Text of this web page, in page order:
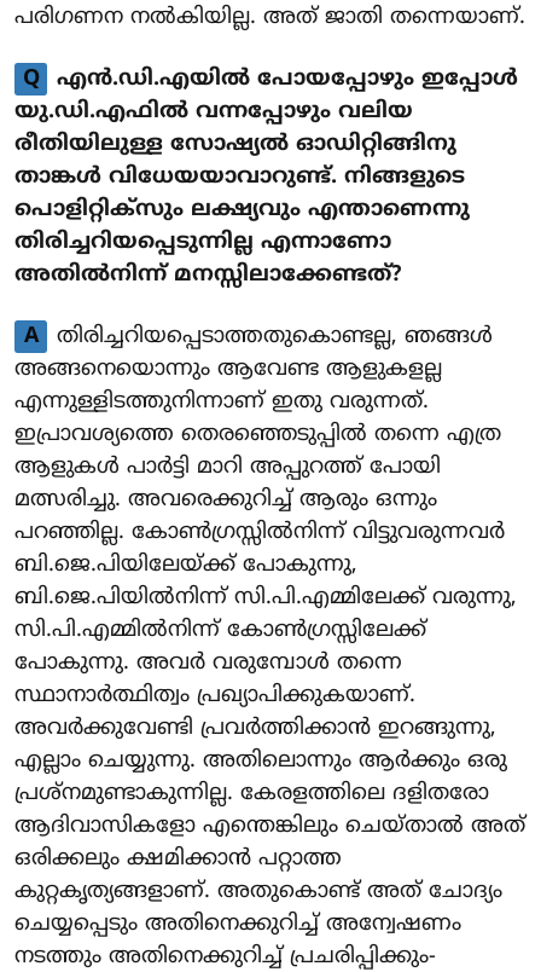
പരിഗണന നൽകിയില്ല. അത് ജാതി തന്നെയാണ്.
Q
എൻ.ഡി.എയിൽ പോയപ്പോഴും ഇപ്പോൾ
യു.ഡി.എഫിൽ വന്നപ്പോഴും വലിയ
രീതിയിലുള്ള സോഷ്യൽ ഓഡിറ്റിങ്ങിനു
താങ്കൾ വിധേയയാവാറുണ്ട്. നിങ്ങളുടെ
പൊളിറ്റിക്സും ലക്ഷ്യവും എന്താണെന്നു
തിരിച്ചറിയപ്പെടുന്നില്ല എന്നാണോ
അതിൽനിന്ന് മനസ്സിലാക്കേണ്ടത്?
A
തിരിച്ചറിയപ്പെടാത്തതുകൊണ്ടല്ല, ഞങ്ങൾ
അങ്ങനെയൊന്നും ആവേണ്ട ആളുകളല്ല
എന്നുള്ളിടത്തുനിന്നാണ് ഇതു വരുന്നത്.
ഇപ്രാവശ്യത്തെ തെരഞ്ഞെടുപ്പിൽ തന്നെ എത്ര
ആളുകൾ പാർട്ടി മാറി അപ്പുറത്ത് പോയി
മത്സരിച്ചു. അവരെക്കുറിച്ച് ആരും ഒന്നും
പറഞ്ഞില്ല. കോൺഗ്രസ്സിൽനിന്ന് വിട്ടുവരുന്നവർ
ബി.ജെ.പിയിലേയ്ക്ക് പോകുന്നു,
ബി.ജെ.പിയിൽനിന്ന് സി.പി.എമ്മിലേക്ക് വരുന്നു,
സി.പി.എമ്മിൽനിന്ന് കോൺഗ്രസ്സിലേക്ക്
പോകുന്നു. അവർ വരുമ്പോൾ തന്നെ
സ്ഥാനാർത്ഥിത്വം പ്രഖ്യാപിക്കുകയാണ്.
അവർക്കുവേണ്ടി പ്രവർത്തിക്കാൻ ഇറങ്ങുന്നു,
എല്ലാം ചെയ്യുന്നു. അതിലൊന്നും ആർക്കും ഒരു
പ്രശ്നമുണ്ടാകുന്നില്ല. കേരളത്തിലെ ദളിതരോ
ആദിവാസികളോ എന്തെങ്കിലും ചെയ്താൽ അത്
ഒരിക്കലും ക്ഷമിക്കാൻ പറ്റാത്ത
കുറ്റകൃത്യങ്ങളാണ്. അതുകൊണ്ട് അത് ചോദ്യം
ചെയ്യപ്പെടും അതിനെക്കുറിച്ച് അന്വേഷണം
നടത്തും അതിനെക്കുറിച്ച് പ്രചരിപ്പിക്കും-